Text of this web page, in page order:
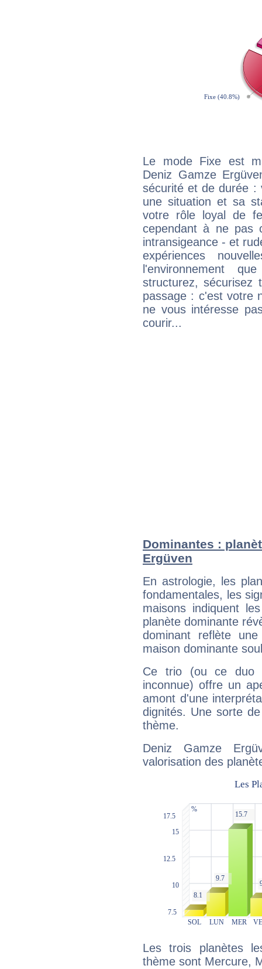
Le mode Fixe est
Deniz Gamze
sécurité et de durée :
une situation et sa
votre rôle loyal de
cependant à ne pas
intransigeance - et
expériences
l'environnement
structurez, sécurisez
passage : c'est votre
ne vous intéresse
courir...
Dominantes :
Ergüven
En astrologie, les
fondamentales, les
maisons indiquent
planète dominante
dominant reflète
maison dominante
Ce trio (ou ce duo
inconnue) offre un
amont d'une
dignités. Une sorte
thème.
Deniz Gamze
valorisation des
Les trois planètes
thème sont Mercure,